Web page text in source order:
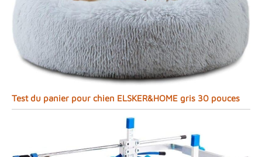
Test du panier pour chien ELSKER&HOME gris 30 pouces